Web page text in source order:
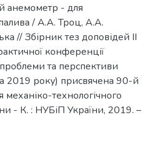
анемометр - для
/ А.А. Троц, А.А.
// Збірник тез доповідей ІІ
конференції
та перспективи
2019 року) присвячена 90-й
механіко-технологічного
- К. : НУБіП України, 2019. –